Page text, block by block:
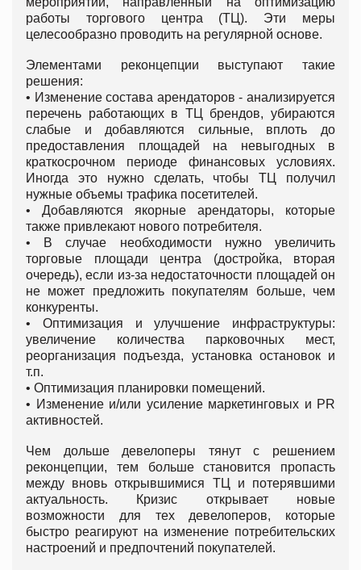
работы торгового центра (ТЦ). Эти меры
целесообразно проводить на регулярной основе.
Элементами реконцепции выступают такие
решения:
• Изменение состава арендаторов - анализируется
перечень работающих в ТЦ брендов, убираются
слабые и добавляются сильные, вплоть до
предоставления площадей на невыгодных в
краткосрочном периоде финансовых условиях.
Иногда это нужно сделать, чтобы ТЦ получил
нужные объемы трафика посетителей.
• Добавляются якорные арендаторы, которые
также привлекают нового потребителя.
• В случае необходимости нужно увеличить
торговые площади центра (достройка, вторая
очередь), если из-за недостаточности площадей он
не может предложить покупателям больше, чем
конкуренты.
• Оптимизация и улучшение инфраструктуры:
увеличение количества парковочных мест,
реорганизация подъезда, установка остановок и
т.п.
• Оптимизация планировки помещений.
• Изменение и/или усиление маркетинговых и PR
активностей.
Чем дольше девелоперы тянут с решением
реконцепции, тем больше становится пропасть
между вновь открывшимися ТЦ и потерявшими
актуальность. Кризис открывает новые
возможности для тех девелоперов, которые
быстро реагируют на изменение потребительских
настроений и предпочтений покупателей.